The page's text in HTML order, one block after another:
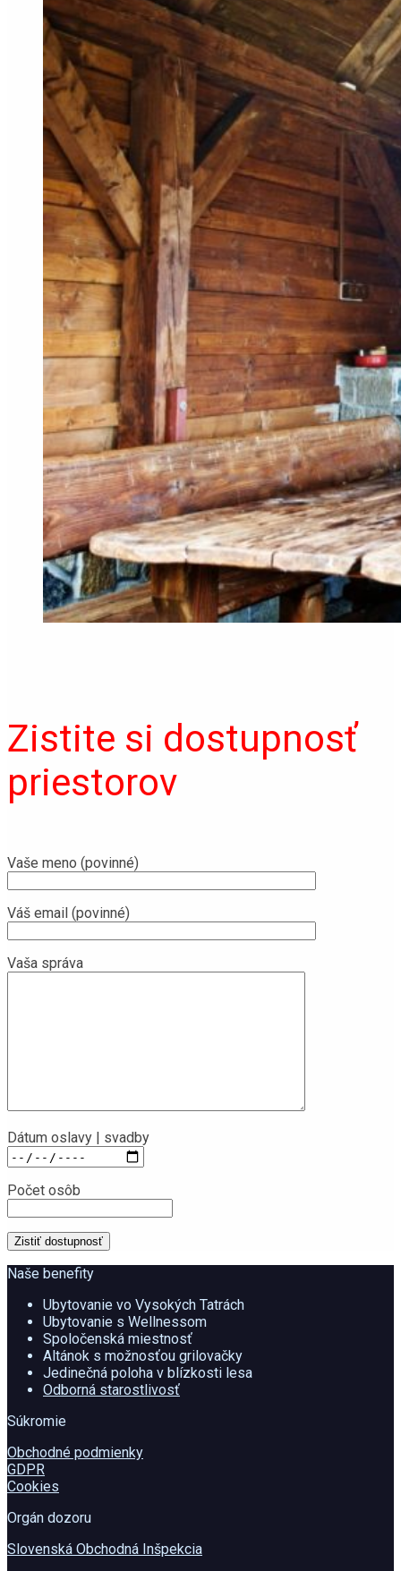
Zistite si dostupnosť
priestorov
Vaše meno (povinné)
Váš email (povinné)
Vaša správa
Dátum oslavy | svadby
Počet osôb
Naše benefity
Ubytovanie vo Vysokých Tatrách
Ubytovanie s Wellnessom
Spoločenská miestnosť
Altánok s možnosťou grilovačky
Jedinečná poloha v blízkosti lesa
Odborná starostlivosť
Súkromie
Obchodné podmienky
GDPR
Cookies
Orgán dozoru
Slovenská Obchodná Inšpekcia